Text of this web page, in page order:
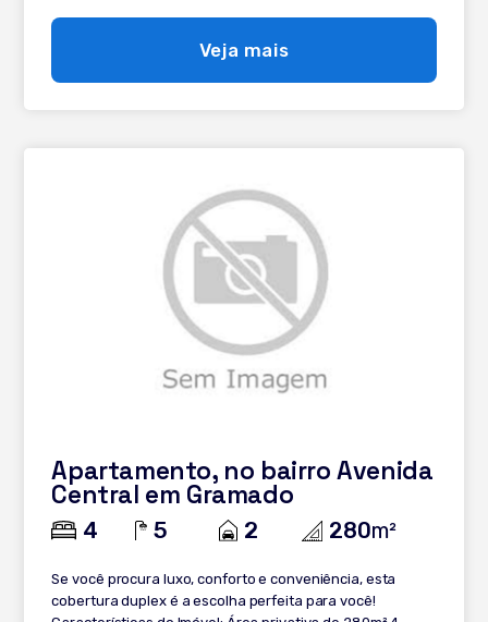
nossos corretores especialistas e adquira esse lindo
apartamento no coração de Gramado.
Veja mais
Apartamento, no bairro Avenida
Central em Gramado
4 5 2 280m²
Se você procura luxo, conforto e conveniência, esta
cobertura duplex é a escolha perfeita para você!